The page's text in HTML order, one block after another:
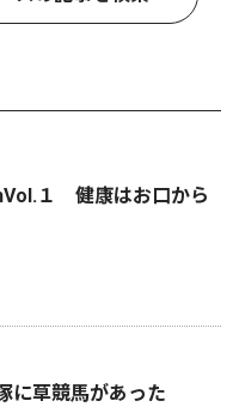
１ 健康はお口から
草競馬があった